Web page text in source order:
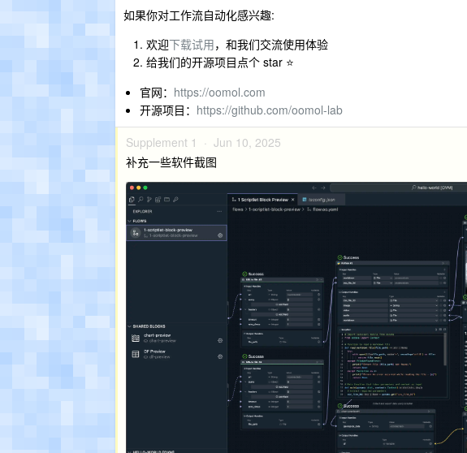
如果你对工作流自动化感兴趣:
欢迎下载试用，和我们交流使用体验
给我们的开源项目点个 star ⭐
官网： https://oomol.com
开源项目： https://github.com/oomol-lab
Supplement 1 · Jun 10, 2025
补充一些软件截图